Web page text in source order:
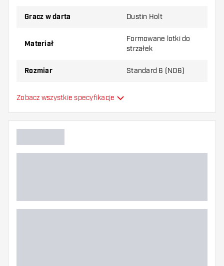
Upewnij się, że masz pod ręką dużo piórek i
złamane w wyniku użytkowania.
piórek, aby dowiedzieć się, który wariant
Gracz w darta Dustin Holt
Materiał
Formowane lotki do
strzałek
Rozmiar Standard 6 (NO6)
Typ
Dodatkowe kolory
Zobacz wszystkie specyfikacje